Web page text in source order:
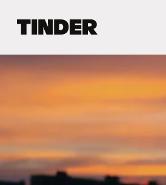
e
r
t
s